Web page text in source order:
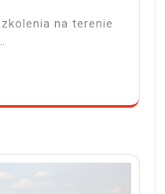
na terenie